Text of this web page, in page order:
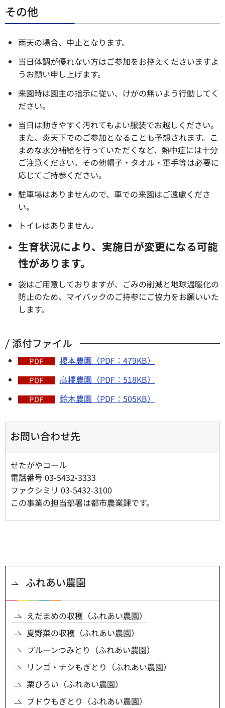
その他
雨天の場合、中止となります。
当日体調が優れない方はご参加をお控えくださいますよ
うお願い申し上げます。
来園時は園主の指示に従い、けがの無いよう行動してく
ださい。
当日は動きやすく汚れてもよい服装でお越しください。
また、炎天下でのご参加となることも予想されます。こ
まめな水分補給を行っていただくなど、熱中症には十分
ご注意ください。その他帽子・タオル・軍手等は必要に
応じてご持参ください。
駐車場はありませんので、車での来園はご遠慮くださ
い。
トイレはありません。
生育状況により、実施日が変更になる可能
性があります。
袋はご用意しておりますが、ごみの削減と地球温暖化の
防止のため、マイバックのご持参にご協力をお願いいた
します。
添付ファイル
榎本農園（PDF：479KB）
髙橋農園（PDF：518KB）
鈴木農園（PDF：505KB）
お問い合わせ先
せたがやコール
電話番号 03-5432-3333
ファクシミリ 03-5432-3100
この事業の担当部署は都市農業課です。
ふれあい農園
えだまめの収穫（ふれあい農園）
夏野菜の収穫（ふれあい農園）
プルーンつみとり（ふれあい農園）
リンゴ・ナシもぎとり（ふれあい農園）
栗ひろい（ふれあい農園）
ブドウもぎとり（ふれあい農園）